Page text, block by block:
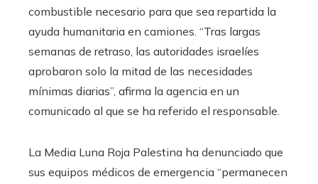
combustible necesario para que sea repartida la
ayuda humanitaria en camiones. “Tras largas
semanas de retraso, las autoridades israelíes
aprobaron solo la mitad de las necesidades
mínimas diarias”, afirma la agencia en un
comunicado al que se ha referido el responsable.
La Media Luna Roja Palestina ha denunciado que
sus equipos médicos de emergencia “permanecen